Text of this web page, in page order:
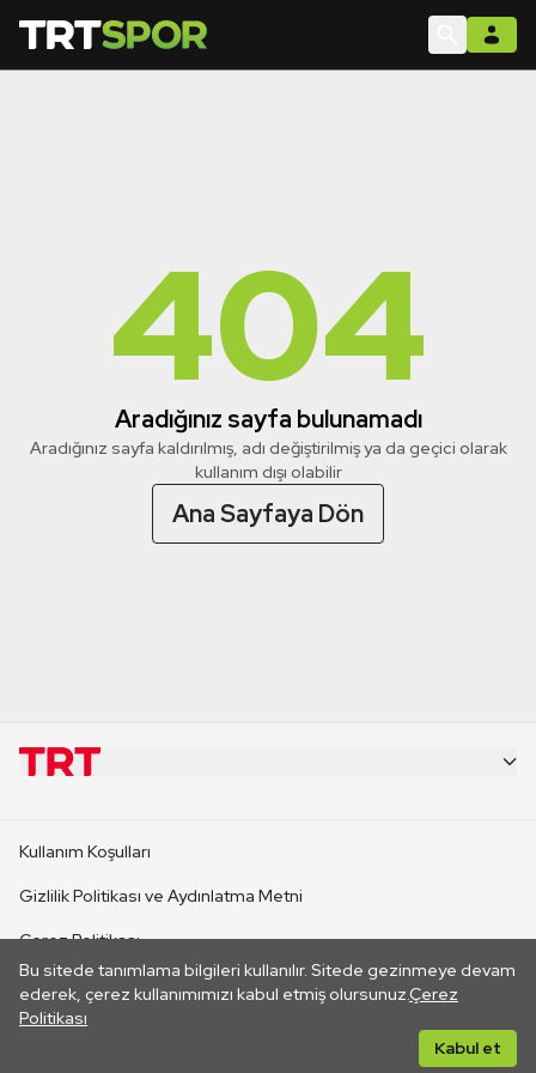
404
Aradığınız sayfa bulunamadı
Aradığınız sayfa kaldırılmış, adı değiştirilmiş ya da geçici olarak
kullanım dışı olabilir
Ana Sayfaya Dön
Bu sitede tanımlama bilgileri kullanılır. Sitede gezinmeye devam
ederek, çerez kullanımımızı kabul etmiş olursunuz.Çerez
Politikası
Kabul et
CANLI YAYINLAR
Kullanım Koşulları
Gizlilik Politikası ve Aydınlatma Metni
Çerez Politikası
İletişim
Her hakkı saklıdır. ©2026 TRT. Bağlantı yoluyla gidilen dış